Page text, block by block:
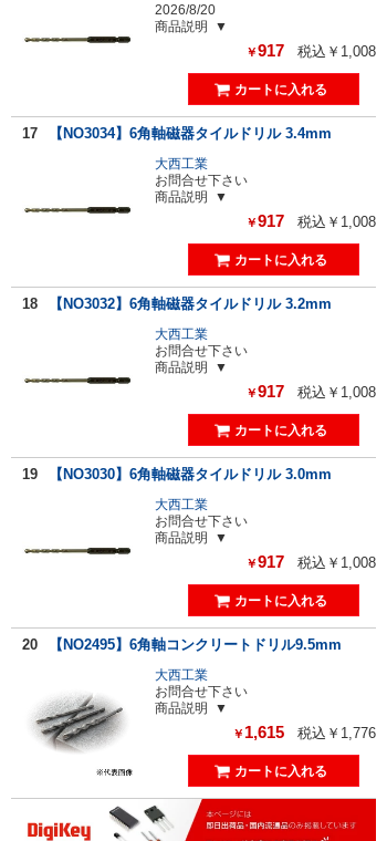
2026/8/20
商品説明
￥917 税込￥1,008
17 【NO3034】6角軸磁器タイルドリル 3.4mm
大西工業
お問合せ下さい
商品説明
￥917 税込￥1,008
18 【NO3032】6角軸磁器タイルドリル 3.2mm
大西工業
お問合せ下さい
商品説明
￥917 税込￥1,008
19 【NO3030】6角軸磁器タイルドリル 3.0mm
大西工業
お問合せ下さい
商品説明
￥917 税込￥1,008
20 【NO2495】6角軸コンクリートドリル9.5mm
大西工業
お問合せ下さい
商品説明
￥ 1,615 税込￥1,776